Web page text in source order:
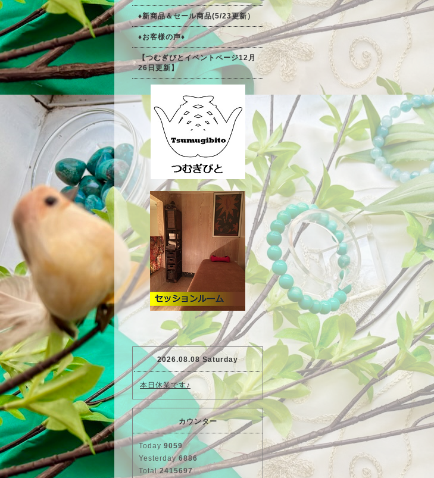
♦新商品＆セール商品(5/23更新）
♦お客様の声♦
【つむぎびとイベントページ12月
26日更新】
2026.08.08 Saturday
本日休業です♪
カウンター
Today 9059
Yesterday6886
Total2415697